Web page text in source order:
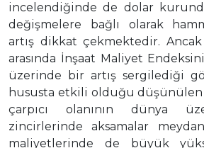
incelendiğinde de dolar
değişmelere bağlı olarak
artış dikkat çekmektedir. Ancak
arasında İnşaat Maliyet
üzerinde bir artış sergilediği
hususta etkili olduğu
çarpıcı olanının dünya
zincirlerinde aksamalar
maliyetlerinde de büyük